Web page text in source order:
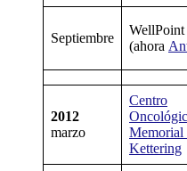
Septiembre
WellPoint
(ahora
2012
marzo
Centro
Memorial
Kettering